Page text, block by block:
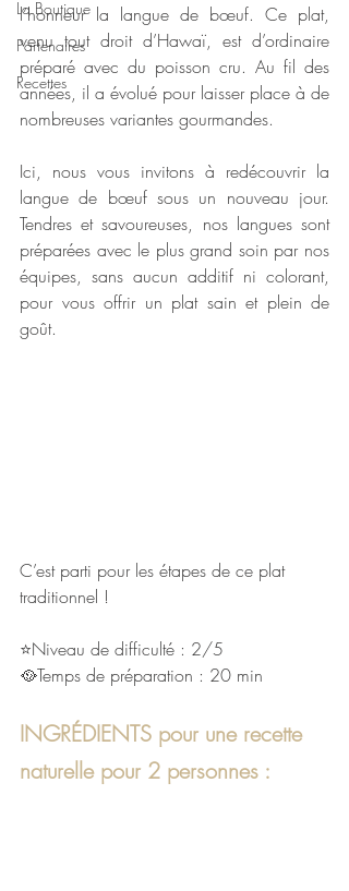
La Boutique
Partenaires
Recettes
l’honneur la langue de bœuf. Ce plat,
venu tout droit d’Hawaï, est d’ordinaire
préparé avec du poisson cru. Au fil des
années, il a évolué pour laisser place à de
nombreuses variantes gourmandes.
Ici, nous vous invitons à redécouvrir la
langue de bœuf sous un nouveau jour.
Tendres et savoureuses, nos langues sont
préparées avec le plus grand soin par nos
équipes, sans aucun additif ni colorant,
pour vous offrir un plat sain et plein de
goût.
C’est parti pour les étapes de ce plat
traditionnel !
⭐Niveau de difficulté : 2/5
🥘Temps de préparation : 20 min
INGRÉDIENTS pour une recette
naturelle pour 2 personnes :